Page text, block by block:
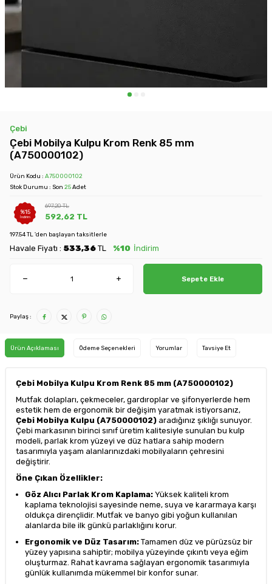
Çebi
Çebi Mobilya Kulpu Krom Renk 85 mm
(A750000102)
Ürün Kodu : A750000102
Stok Durumu : Son 25Adet
%15
İndirim
697,20TL
592,62 TL
197.54 TL 'den başlayan taksitlerle
Havale Fiyatı : 533,36 TL %10 İndirim
Sepete Ekle
Paylaş :
Ürün Açıklaması Ödeme Seçenekleri Yorumlar Tavsiye Et
Çebi Mobilya Kulpu Krom Renk 85 mm (A750000102)
Mutfak dolapları, çekmeceler, gardıroplar ve şifonyerlerde hem
estetik hem de ergonomik bir değişim yaratmak istiyorsanız,
Çebi Mobilya Kulpu (A750000102) aradığınız şıklığı sunuyor.
Çebi markasının birinci sınıf üretim kalitesiyle sunulan bu kulp
modeli, parlak krom yüzeyi ve düz hatlara sahip modern
tasarımıyla yaşam alanlarınızdaki mobilyaların çehresini
değiştirir.
Öne Çıkan Özellikler:
Göz Alıcı Parlak Krom Kaplama: Yüksek kaliteli krom
kaplama teknolojisi sayesinde neme, suya ve kararmaya karşı
oldukça dirençlidir. Mutfak ve banyo gibi yoğun kullanılan
alanlarda bile ilk günkü parlaklığını korur.
Ergonomik ve Düz Tasarım: Tamamen düz ve pürüzsüz bir
yüzey yapısına sahiptir; mobilya yüzeyinde çıkıntı veya eğim
oluşturmaz. Rahat kavrama sağlayan ergonomik tasarımıyla
günlük kullanımda mükemmel bir konfor sunar.